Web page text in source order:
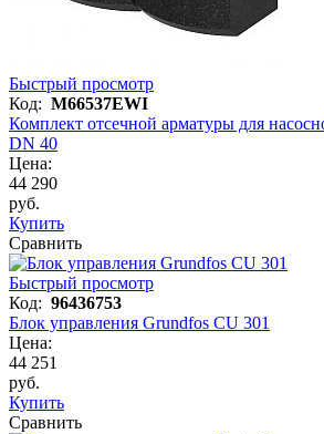
Быстрый просмотр
Код: M66537EWI
Комплект отсечной арматуры для
DN 40
Цена:
44 290
руб.
Купить
Сравнить
Быстрый просмотр
Код: 96436753
Блок управления Grundfos CU 301
Цена:
44 251
руб.
Купить
Сравнить